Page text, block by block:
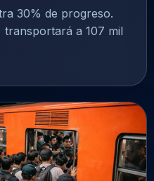
30% de progreso.
transportará a 107 mil